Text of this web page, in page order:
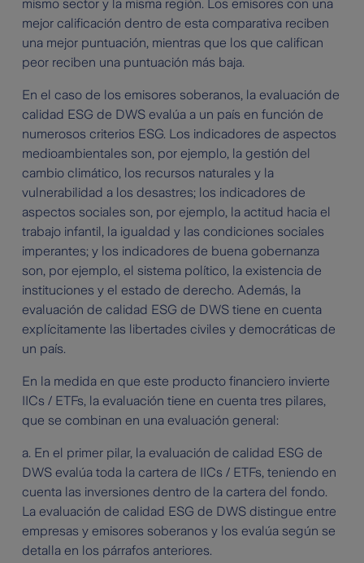
mismo sector y la misma región. Los emisores con una
mejor calificación dentro de esta comparativa reciben
una mejor puntuación, mientras que los que califican
peor reciben una puntuación más baja.
En el caso de los emisores soberanos, la evaluación de
calidad ESG de DWS evalúa a un país en función de
numerosos criterios ESG. Los indicadores de aspectos
medioambientales son, por ejemplo, la gestión del
cambio climático, los recursos naturales y la
vulnerabilidad a los desastres; los indicadores de
aspectos sociales son, por ejemplo, la actitud hacia el
trabajo infantil, la igualdad y las condiciones sociales
imperantes; y los indicadores de buena gobernanza
son, por ejemplo, el sistema político, la existencia de
instituciones y el estado de derecho. Además, la
evaluación de calidad ESG de DWS tiene en cuenta
explícitamente las libertades civiles y democráticas de
un país.
En la medida en que este producto financiero invierte
IICs / ETFs, la evaluación tiene en cuenta tres pilares,
que se combinan en una evaluación general:
a. En el primer pilar, la evaluación de calidad ESG de
DWS evalúa toda la cartera de IICs / ETFs, teniendo en
cuenta las inversiones dentro de la cartera del fondo.
La evaluación de calidad ESG de DWS distingue entre
empresas y emisores soberanos y los evalúa según se
detalla en los párrafos anteriores.